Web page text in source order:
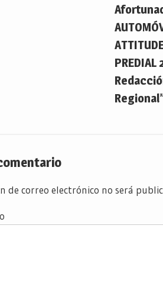
de correo electrónico no será